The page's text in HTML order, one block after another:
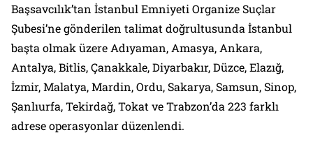
Başsavcılık’tan İstanbul Emniyeti Organize Suçlar
Şubesi’ne gönderilen talimat doğrultusunda İstanbul
başta olmak üzere Adıyaman, Amasya, Ankara,
Antalya, Bitlis, Çanakkale, Diyarbakır, Düzce, Elazığ,
İzmir, Malatya, Mardin, Ordu, Sakarya, Samsun, Sinop,
Şanlıurfa, Tekirdağ, Tokat ve Trabzon’da 223 farklı
adrese operasyonlar düzenlendi.